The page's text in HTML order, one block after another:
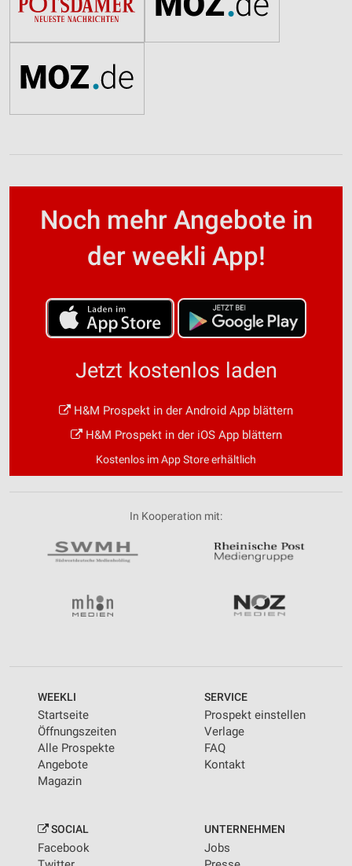
Noch mehr Angebote in
der weekli App!
Jetzt kostenlos laden
H&M Prospekt in der Android App blättern
H&M Prospekt in der iOS App blättern
Kostenlos im App Store erhältlich
In Kooperation mit:
WEEKLI
Startseite
Öffnungszeiten
Alle Prospekte
Angebote
Magazin
SERVICE
Prospekt einstellen
Verlage
FAQ
Kontakt
SOCIAL
Facebook
UNTERNEHMEN
Jobs